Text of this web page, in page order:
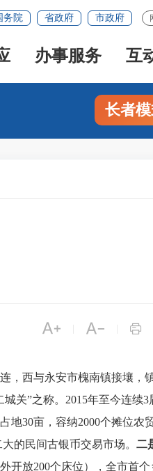
务院 省政府 市政府
办事服务 互
长者
  
，西与永安市槐南镇接壤，
关”之称。2015年至今连续3
地30亩，容纳2000个摊位农
的民间古银币交易市场。 二
开放200个床位），全市首个